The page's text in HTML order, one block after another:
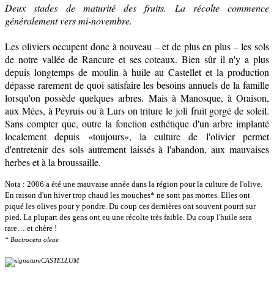
Deux stades de maturité des fruits. La récolte commence
généralement vers mi-novembre.
Les oliviers occupent donc à nouveau – et de plus en plus – les sols
de notre vallée de Rancure et ses coteaux. Bien sûr il n'y a plus
depuis longtemps de moulin à huile au Castellet et la production
dépasse rarement de quoi satisfaire les besoins annuels de la famille
lorsqu'on possède quelques arbres. Mais à Manosque, à Oraison,
aux Mées, à Peyruis ou à Lurs on triture le joli fruit gorgé de soleil.
Sans compter que, outre la fonction esthétique d'un arbre implanté
localement depuis «toujours», la culture de l'olivier permet
d'entretenir des sols autrement laissés à l'abandon, aux mauvaises
herbes et à la broussaille.
Nota : 2006 a été une mauvaise année dans la région pour la culture de l'olive.
En raison d'un hiver trop chaud les mouches* ne sont pas mortes. Elles ont
piqué les olives pour y pondre. Du coup ces dernières ont souvent pourri sur
pied. La plupart des gens ont eu une récolte très faible. Du coup l'huile sera
rare… et chère !
* Bactrocera oleae